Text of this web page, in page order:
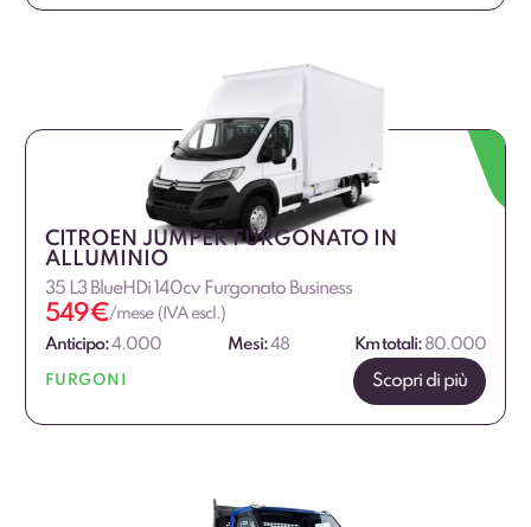
CITROEN JUMPER FURGONATO IN
ALLUMINIO
35 L3 BlueHDi 140cv Furgonato Business
549€/mese (IVA escl.)
Anticipo:4.000 Mesi:48 Km totali: 80.000
FURGONI Scopri di più